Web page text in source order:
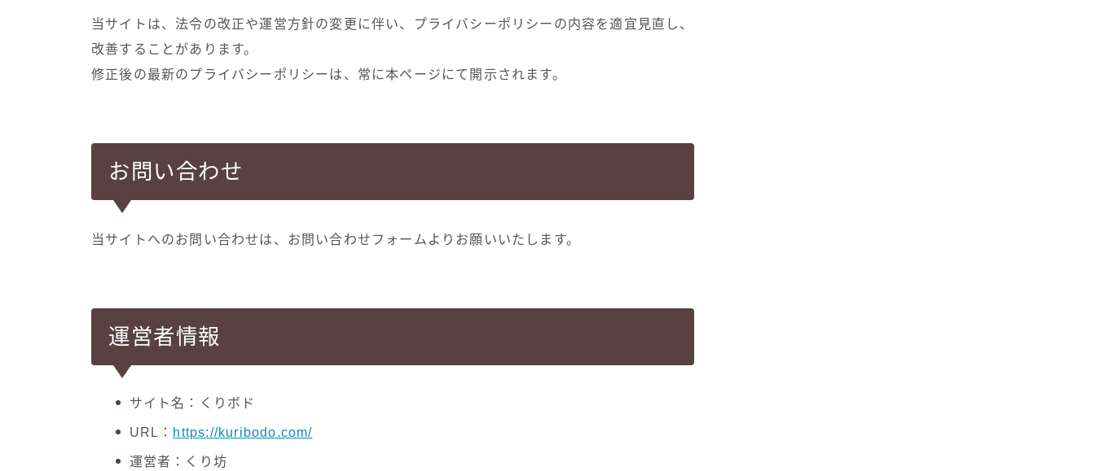
当サイトは、法令の改正や運営方針の変更に伴い、プライバシーポリシーの内容を適宜見直し、
改善することがあります。
修正後の最新のプライバシーポリシーは、常に本ページにて開示されます。
お問い合わせ
当サイトへのお問い合わせは、お問い合わせフォームよりお願いいたします。
運営者情報
サイト名：くりボド
URL： https://kuribodo.com/
運営者：くり坊